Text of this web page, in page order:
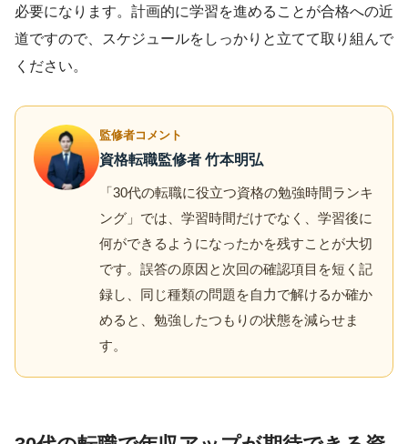
必要になります。計画的に学習を進めることが合格への近
道ですので、スケジュールをしっかりと立てて取り組んで
ください。
監修者コメント
資格転職監修者 竹本明弘
「30代の転職に役立つ資格の勉強時間ランキ
ング」では、学習時間だけでなく、学習後に
何ができるようになったかを残すことが大切
です。誤答の原因と次回の確認項目を短く記
録し、同じ種類の問題を自力で解けるか確か
めると、勉強したつもりの状態を減らせま
す。